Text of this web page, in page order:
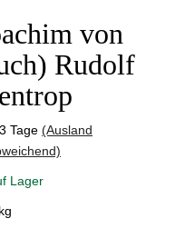
von
Rudolf
Tage (Ausland
Lager
kg